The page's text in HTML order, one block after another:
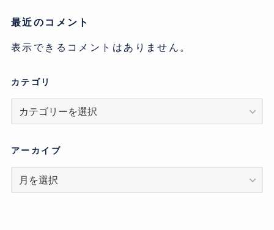
最近のコメント
表示できるコメントはありません。
カテゴリ
リ
アーカイブ
ア